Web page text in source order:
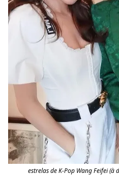
estrelas de K-Pop Wang Feifei (à